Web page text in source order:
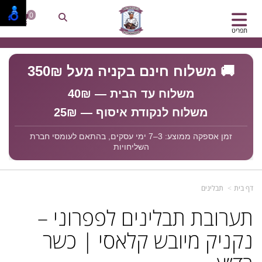
🚚 משלוח חינם בקניה מעל 350₪
משלוח עד הבית — 40₪
משלוח לנקודת איסוף — 25₪
זמן אספקה ממוצע: 3–7 ימי עסקים, בהתאם לעומסי חברת
השליחויות
תפריט
0
דף בית תבלינים
תערובת תבלינים לפפרוני –
נקניק מיובש קלאסי | כשר